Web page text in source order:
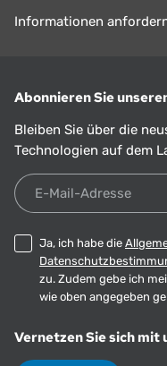
Informationen
Abonnieren Sie
Bleiben Sie über die
Technologien auf dem
E-Mail-Adresse
Ja, ich habe die
zu. Zudem gebe ich
wie oben angegeben
Vernetzen Sie sich mit